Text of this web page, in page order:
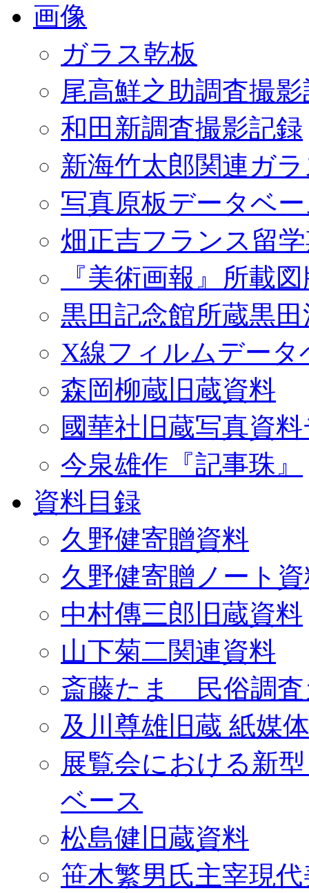
画像
ガラス乾板
尾高鮮之助調査撮
和田新調査撮影記録
新海竹太郎関連ガ
写真原板データベ
畑正吉フランス留
『美術画報』所載
黒田記念館所蔵黒
X線フィルムデータ
森岡柳蔵旧蔵資料
國華社旧蔵写真資
今泉雄作『記事珠』
資料目録
久野健寄贈資料
久野健寄贈ノート
中村傳三郎旧蔵資料
山下菊二関連資料
斎藤たま 民俗調査
及川尊雄旧蔵 紙媒
展覧会における新
ベース
松島健旧蔵資料
笹木繁男氏主宰現